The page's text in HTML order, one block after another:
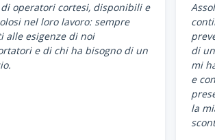
di operatori cortesi, disponibili e
nel loro lavoro: sempre
alle esigenze di noi
e di chi ha bisogno di un
di
mi
e
la